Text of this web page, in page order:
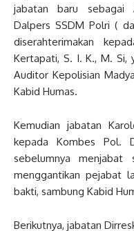
jabatan baru sebagai
Dalpers SSDM Polri (
diserahterimakan
Kertapati, S. I. K., M. Si,
Auditor Kepolisian
Kabid Humas.
Kemudian jabatan
kepada Kombes
sebelumnya menjabat
menggantikan pejabat
bakti, sambung Kabid
Berikutnya, jabatan